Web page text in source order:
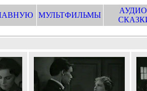
МУЛЬТФИЛЬМЫ